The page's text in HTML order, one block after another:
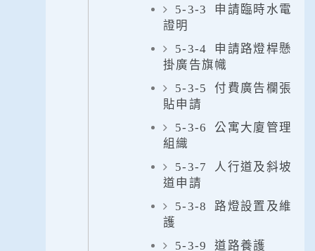
5-3-3 申請臨時水電
證明
5-3-4 申請路燈桿懸
掛廣告旗幟
5-3-5 付費廣告欄張
貼申請
5-3-6 公寓大廈管理
組織
5-3-7 人行道及斜坡
道申請
5-3-8 路燈設置及維
護
5-3-9 道路養護